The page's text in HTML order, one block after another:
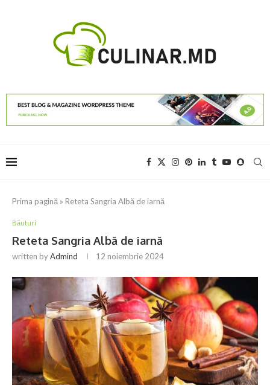
Prima pagină » Reteta Sangria Albă de iarnă
Băuturi
Reteta Sangria Albă de iarnă
written byAdmind 12 noiembrie 2024